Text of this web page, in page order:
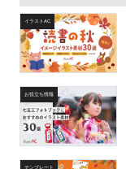
飛行機 グラフ
歩く 工場 会社
子供 作業員 葉
イラストAC
お役立ち情報
テンプレート